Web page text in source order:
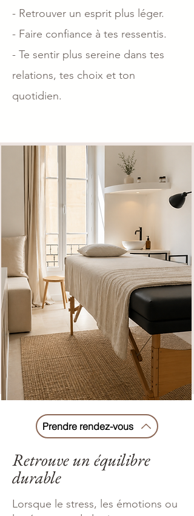
- Retrouver un esprit plus léger.
- Faire confiance à tes ressentis.
- Te sentir plus sereine dans tes
relations, tes choix et ton
quotidien.
Prendre rendez-vous
Retrouve un équilibre
durable
Lorsque le stress, les émotions ou